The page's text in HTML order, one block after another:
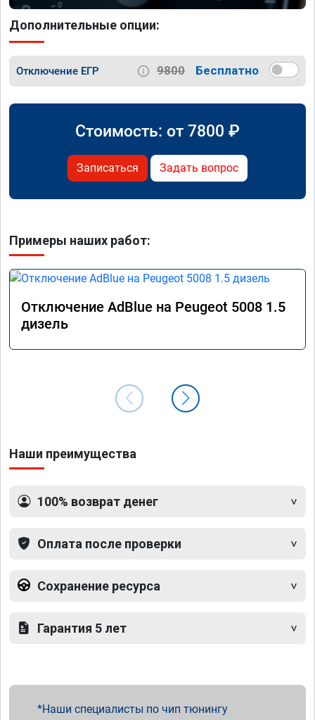
Дополнительные опции:
Отключение ЕГР 9800 Бесплатно
Стоимость: от 7800 ₽
Записаться Задать вопрос
Примеры наших работ:
Отключение AdBlue на Peugeot 5008 1.5
дизель
Наши преимущества
100% возврат денег
Оплата после проверки
Сохранение ресурса
Гарантия 5 лет
Наши специалисты по чип тюнингу